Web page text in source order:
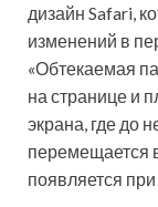
дизайн Safari,
изменений в
«Обтекаемая
на странице и
экрана, где до
перемещается
появляется